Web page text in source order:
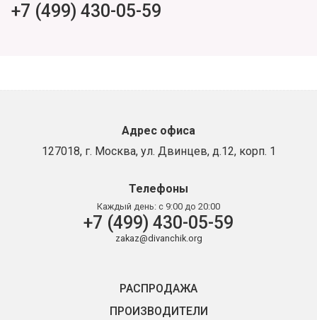
+7 (499) 430-05-59
Адрес офиса
127018, г. Москва, ул. Двинцев, д.12, корп. 1
Телефоны
Каждый день: с 9:00 до 20:00
+7 (499) 430-05-59
zakaz@divanchik.org
РАСПРОДАЖА
ПРОИЗВОДИТЕЛИ